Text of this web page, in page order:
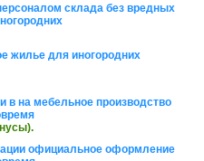
склада без вредных
жилье для иногородних
в на мебельное производство
официальное оформление